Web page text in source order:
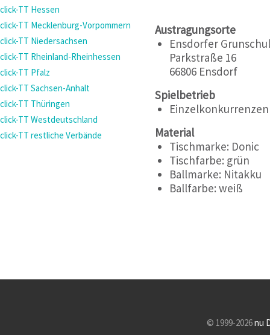
click-TT Hessen
click-TT Mecklenburg-Vorpommern
click-TT Niedersachsen
click-TT Rheinland-Rheinhessen
click-TT Pfalz
click-TT Sachsen-Anhalt
click-TT Thüringen
click-TT Westdeutschland
click-TT restliche Verbände
Austragungsorte
Ensdorfer
Parkstraße 16
66806 Ensdorf
Spielbetrieb
Einzelkonkurrenzen
Material
Tischmarke: Donic
Tischfarbe: grün
Ballmarke: Nitakku
Ballfarbe: weiß
© 1999-2026nu